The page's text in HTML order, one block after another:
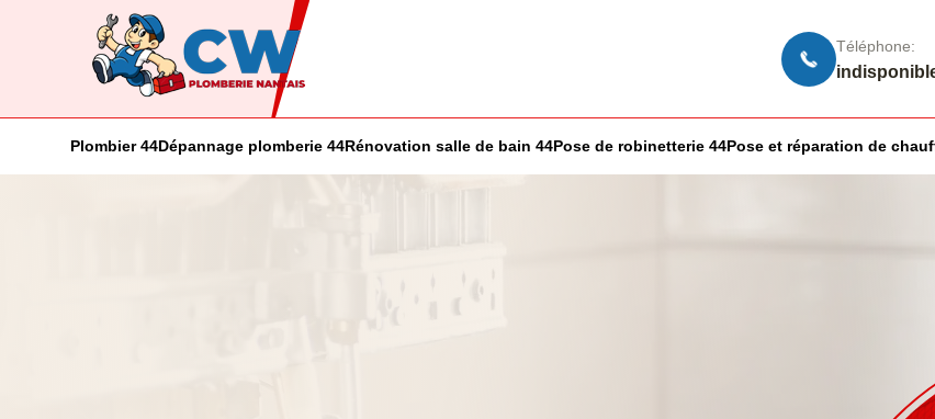
Téléphone:
Plombier 44Dépannage plomberie 44Rénovation salle de bain 44Pose de robinetterie 44Pose et réparation de